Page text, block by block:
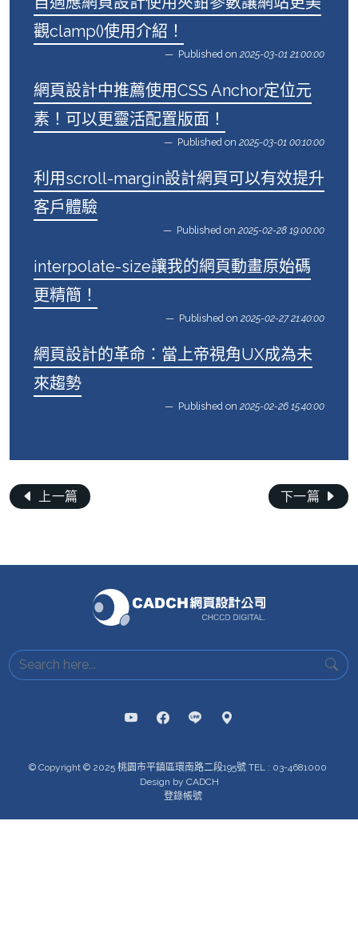
觀clamp()使用介紹！
Published on 2025-03-01 21:00:00
網頁設計中推薦使用CSS Anchor定位元
素！可以更靈活配置版面！
Published on 2025-03-01 00:10:00
利用scroll-margin設計網頁可以有效提升
客戶體驗
Published on 2025-02-28 19:00:00
interpolate-size讓我的網頁動畫原始碼
更精簡！
Published on 2025-02-27 21:40:00
網頁設計的革命：當上帝視角UX成為未
來趨勢
Published on 2025-02-26 15:40:00
上一篇 下一篇
© Copyright © 2025 桃園市平鎮區環南路二段195號 TEL : 03-4681000
Design by CADCH
登錄帳號